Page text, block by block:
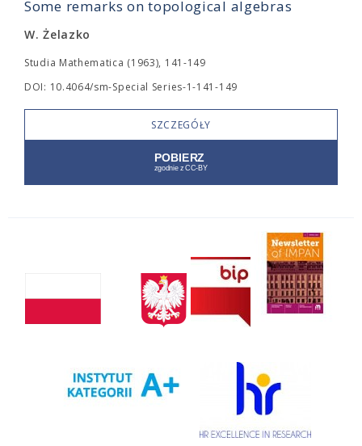
Some remarks on topological algebras
W. Żelazko
Studia Mathematica (1963), 141-149
DOI: 10.4064/sm-Special Series-1-141-149
SZCZEGÓŁY